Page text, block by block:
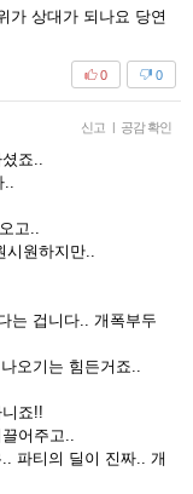
가 상대가 되나요 당연
0
0
신고 | 공감 확인
죠..
..
고..
시원하지만..
는 겁니다.. 개폭부두
오기는 힘든거죠..
죠!!
어주고..
파티의 딜이 진짜.. 개